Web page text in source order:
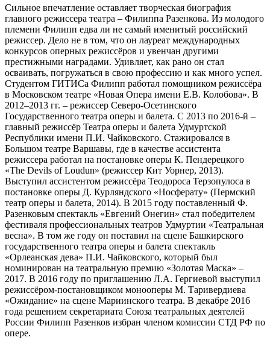
Сильное впечатление оставляет творческая биография
главного режиссера театра – Филиппа Разенкова. Из молодого
племени Филипп едва ли не самый именитый российский
режиссер. Дело не в том, что он лауреат международных
конкурсов оперных режиссёров и увенчан другими
престижными наградами. Удивляет, как рано он стал
осваивать, погружаться в свою профессию и как много успел.
Студентом ГИТИСа Филипп работал помощником режиссёра
в Московском театре «Новая Опера имени Е.В. Колобова». В
2012–2013 гг. – режиссер Северо-Осетинского
Государственного театра оперы и балета. С 2013 по 2016-й –
главный режиссёр Театра оперы и балета Удмуртской
Республики имени П.И. Чайковского. Стажировался в
Большом театре Варшавы, где в качестве ассистента
режиссера работал на постановке оперы К. Пендерецкого
«The Devils of Loudun» (режиссер Кит Уорнер, 2013).
Выступил ассистентом режиссёра Теодороса Терзопулоса в
постановке оперы Д. Курляндского «Носферату» (Пермский
театр оперы и балета, 2014). В 2015 году поставленный Ф.
Разенковым спектакль «Евгений Онегин» стал победителем
фестиваля профессиональных театров Удмуртии «Театральная
весна». В том же году он поставил на сцене Башкирского
государственного театра оперы и балета спектакль
«Орлеанская дева» П.И. Чайковского, который был
номинирован на театральную премию «Золотая Маска» –
2017. В 2016 году по приглашению Л.А. Гергиевой выступил
режиссёром-постановщиком монооперы М. Таривердиева
«Ожидание» на сцене Мариинского театра. В декабре 2016
года решением секретариата Союза театральных деятелей
России Филипп Разенков избран членом комиссии СТД РФ по
опере.